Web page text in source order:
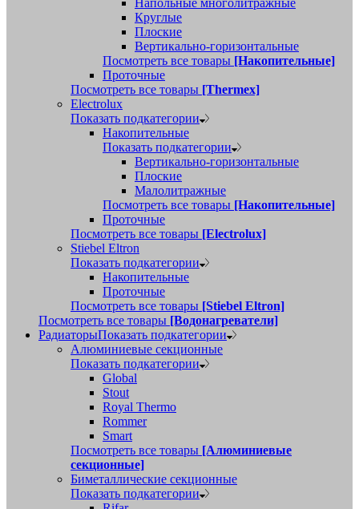
Напольные многолитражные
Круглые
Плоские
Вертикально-горизонтальные
Посмотреть все товары [Накопительные]
Проточные
Посмотреть все товары [Thermex]
Electrolux
Показать подкатегории
Накопительные
Показать подкатегории
Вертикально-горизонтальные
Плоские
Малолитражные
Посмотреть все товары [Накопительные]
Проточные
Посмотреть все товары [Electrolux]
Stiebel Eltron
Показать подкатегории
Накопительные
Проточные
Посмотреть все товары [Stiebel Eltron]
Посмотреть все товары [Водонагреватели]
РадиаторыПоказать подкатегории
Алюминиевые секционные
Показать подкатегории
Global
Stout
Royal Thermo
Rommer
Smart
Посмотреть все товары [Алюминиевые
секционные]
Биметаллические секционные
Показать подкатегории